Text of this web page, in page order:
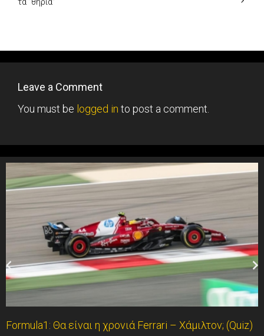
Leave a Comment
You must be logged in to post a comment.
Formula1: Θα είναι η χρονιά Ferrari – Χάμιλτον; (Quiz)